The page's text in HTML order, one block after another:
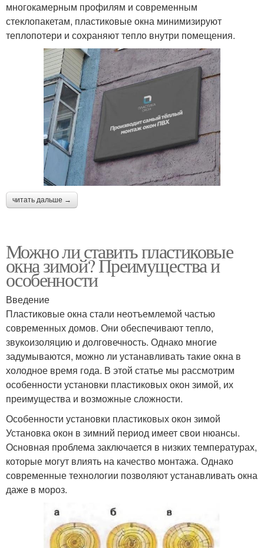
многокамерным профилям и современным
стеклопакетам, пластиковые окна минимизируют
теплопотери и сохраняют тепло внутри помещения.
читать дальше →
Можно ли ставить пластиковые
окна зимой? Преимущества и
особенности
Введение
Пластиковые окна стали неотъемлемой частью
современных домов. Они обеспечивают тепло,
звукоизоляцию и долговечность. Однако многие
задумываются, можно ли устанавливать такие окна в
холодное время года. В этой статье мы рассмотрим
особенности установки пластиковых окон зимой, их
преимущества и возможные сложности.
Особенности установки пластиковых окон зимой
Установка окон в зимний период имеет свои нюансы.
Основная проблема заключается в низких температурах,
которые могут влиять на качество монтажа. Однако
современные технологии позволяют устанавливать окна
даже в мороз.